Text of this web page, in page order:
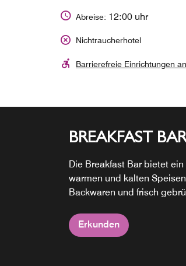
Abreise: 12:00 uhr
Nichtraucherhotel
Barrierefreie Einrichtungen
BREAKFAST BAR
Die Breakfast Bar bietet
warmen und kalten
Backwaren und frisch
Erkunden
THE NOW BAR
Cocktails, lokale Biere,
Signature Bites treffen in
aufeinander – dem sozialen
Erkunden
24/7 PICK-UP
Eine Auswahl an Snacks,
praktischen Reiseartikeln
verfügbar.
Erkunden